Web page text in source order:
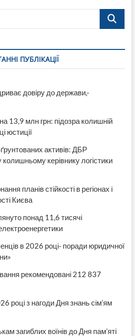
Поиск…
ПУБЛІКАЦІЇ
довіру до держави,-
13,9 млн грн: підозра колишній
юстиції
активів: ДБР
керівнику логістики
планів стійкості в регіонах і
Києва
понад 11,6 тисячі
в 2026 році- поради юридичної
рекомендовані 212 837
році з нагоди Дня знань сім’ям
загиблих воїнів до Дня пам’яті